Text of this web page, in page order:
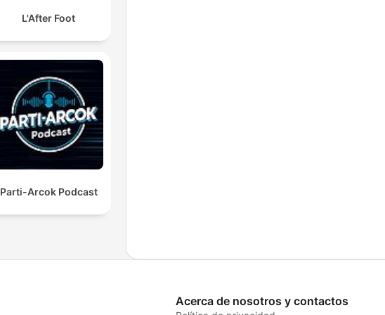
L'After Foot
Parti-Arcok Podcast
Acerca de nosotros y contactos